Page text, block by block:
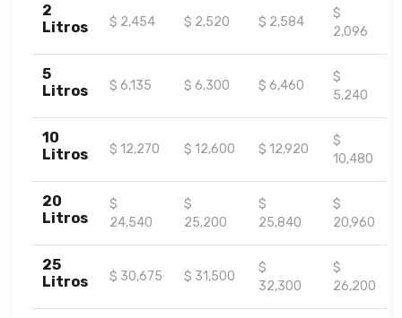
2
Litros
$ 2,454 $ 2,520 $ 2,584
$
2,096
5
Litros
$ 6,135 $ 6,300 $ 6,460
$
5,240
10
Litros
$ 12,270 $ 12,600 $ 12,920
$
10,480
20
Litros
$
24,540
$
25,200
$
25,840
$
20,960
25
Litros
$ 30,675 $ 31,500
$
32,300
$
26,200